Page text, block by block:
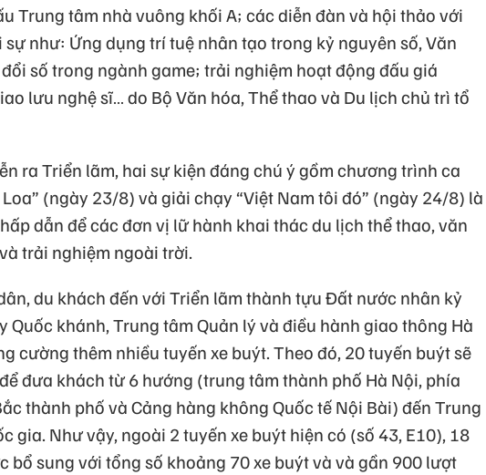
Trung tâm nhà vuông khối A; các diễn đàn và hội thảo với
như: Ứng dụng trí tuệ nhân tạo trong kỷ nguyên số, Văn
số trong ngành game; trải nghiệm hoạt động đấu giá
lưu nghệ sĩ… do Bộ Văn hóa, Thể thao và Du lịch chủ trì tổ
ra Triển lãm, hai sự kiện đáng chú ý gồm chương trình ca
(ngày 23/8) và giải chạy “Việt Nam tôi đó” (ngày 24/8) là
dẫn để các đơn vị lữ hành khai thác du lịch thể thao, văn
trải nghiệm ngoài trời.
du khách đến với Triển lãm thành tựu Đất nước nhân kỷ
Quốc khánh, Trung tâm Quản lý và điều hành giao thông Hà
cường thêm nhiều tuyến xe buýt. Theo đó, 20 tuyến buýt sẽ
đưa khách từ 6 hướng (trung tâm thành phố Hà Nội, phía
thành phố và Cảng hàng không Quốc tế Nội Bài) đến Trung
gia. Như vậy, ngoài 2 tuyến xe buýt hiện có (số 43, E10), 18
bổ sung với tổng số khoảng 70 xe buýt và và gần 900 lượt